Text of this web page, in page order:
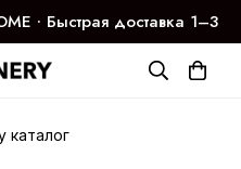
∙ Быстрая доставка 1–3
каталог